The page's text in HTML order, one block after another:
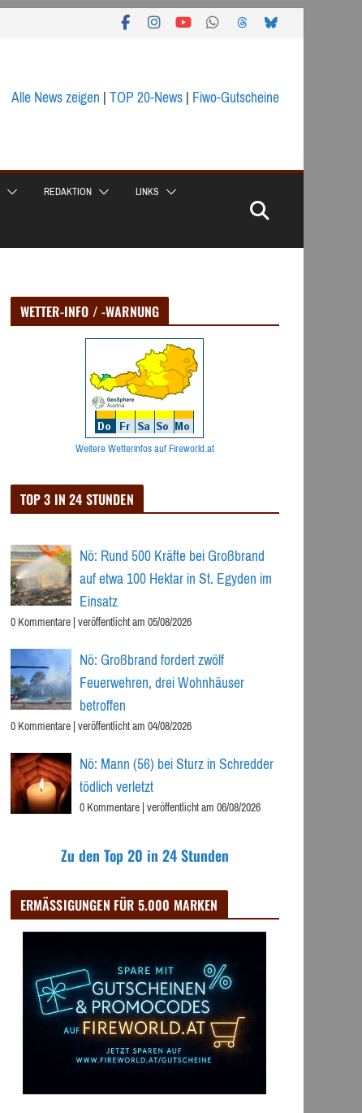
Alle News zeigen|TOP 20-News|Fiwo-Gutscheine
REDAKTION LINKS
WETTER-INFO / -WARNUNG
Weitere Wetterinfos auf Fireworld.at
TOP 3 IN 24 STUNDEN
Nö: Rund 500 Kräfte bei Großbrand
auf etwa 100 Hektar in St. Egyden im
Einsatz
0 Kommentare|veröffentlicht am 05/08/2026
Nö: Großbrand fordert zwölf
Feuerwehren, drei Wohnhäuser
betroffen
0 Kommentare|veröffentlicht am 04/08/2026
Nö: Mann (56) bei Sturz in Schredder
tödlich verletzt
0 Kommentare|veröffentlicht am 06/08/2026
Zu den Top 20 in 24 Stunden
ERMÄSSIGUNGEN FÜR 5.000 MARKEN